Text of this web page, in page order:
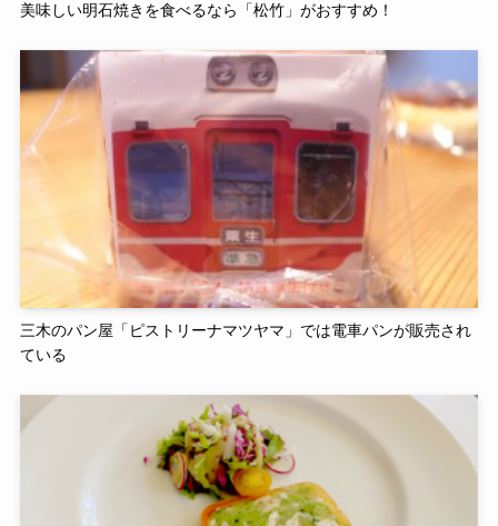
美味しい明石焼きを食べるなら「松竹」がおすすめ！
三木のパン屋「ピストリーナマツヤマ」では電車パンが販売され
ている